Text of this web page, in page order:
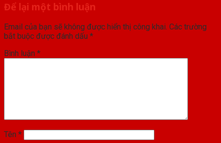
Để lại một bình luận
Email của bạn sẽ không được hiển thị công khai. Các trường
bắt buộc được đánh dấu *
Bình luận *
Tên *